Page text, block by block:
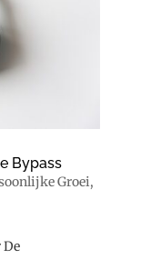
Bypass
Groei,